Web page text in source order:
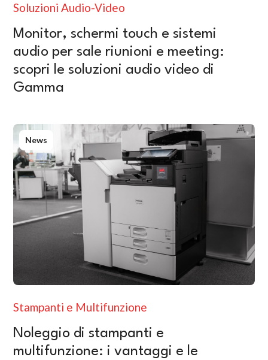
Soluzioni Audio-Video
Monitor, schermi touch e sistemi
audio per sale riunioni e meeting:
scopri le soluzioni audio video di
Gamma
News
Stampanti e Multifunzione
Noleggio di stampanti e
multifunzione: i vantaggi e le